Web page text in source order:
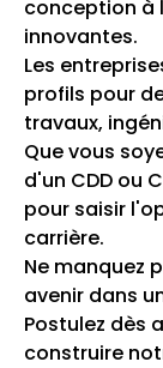
conception à
innovantes.
Les
profils pour
travaux,
Que vous
d'un CDD ou
pour saisir
carrière.
Ne manquez
avenir dans
Postulez dès
construire